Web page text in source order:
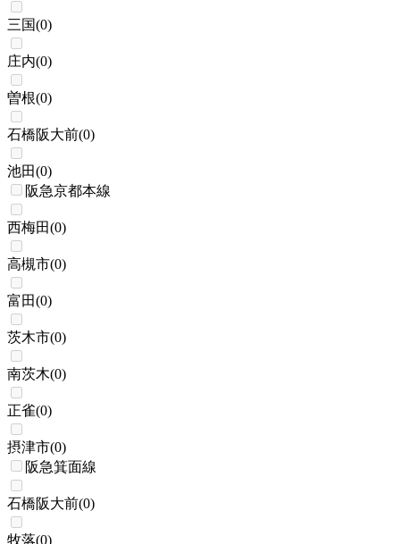
三国(0)
庄内(0)
曽根(0)
石橋阪大前(0)
池田(0)
阪急京都本線
西梅田(0)
高槻市(0)
富田(0)
茨木市(0)
南茨木(0)
正雀(0)
摂津市(0)
阪急箕面線
石橋阪大前(0)
牧落(0)